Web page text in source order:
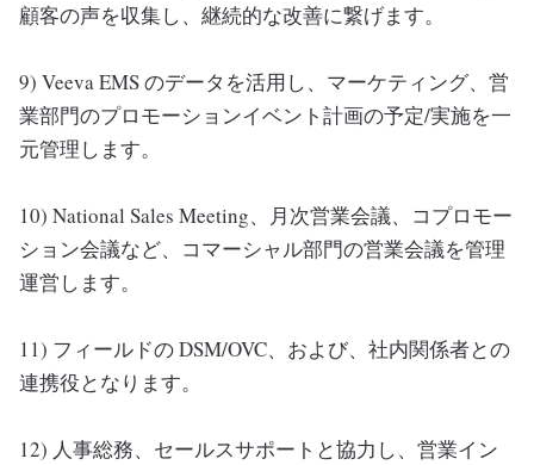
顧客の声を収集し、継続的な改善に繋げます。
9) Veeva EMS のデータを活用し、マーケティング、営
業部門のプロモーションイベント計画の予定/実施を一
元管理します。
10) National Sales Meeting、月次営業会議、コプロモー
ション会議など、コマーシャル部門の営業会議を管理
運営します。
11) フィールドの DSM/OVC、および、社内関係者との
連携役となります。
12) 人事総務、セールスサポートと協力し、営業イン